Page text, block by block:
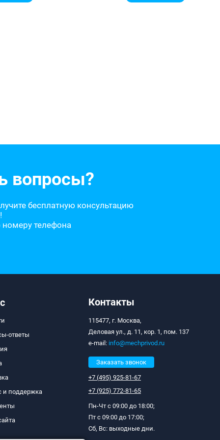
вопросы?
бесплатную консультацию
телефона
ответы
и поддержка
Контакты
115477, г. Москва,
Деловая ул., д. 11, кор. 1, пом. 137
e-mail: info@mechprivod.ru
Заказать звонок
+7 (495) 925-81-67
+7 (925) 772-81-65
Пн-Чт с 09:00 до 18:00;
Пт с 09:00 до 17:00;
Сб, Вс: выходные дни.